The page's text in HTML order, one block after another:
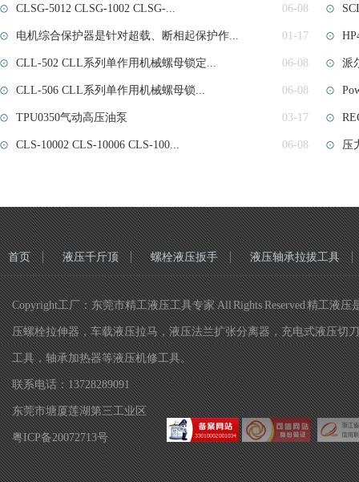
CLSG-5012 CLSG-1002 CLSG-... 06-08
电机综合保护器是针对超载、断相起保护作... 01-17
CLL-502 CLL系列单作用机械螺母锁定... 06-08
CLL-506 CLL系列单作用机械螺母锁... 06-08
TPU0350气动高压油泵 03-17
CLS-10002 CLS-10006 CLS-100... 06-08
派
压
首页 液压千斤顶 螺栓液压扳手 液压轴承拉拔工具
Copyright工厂：东莞市精工液压工具专家 All Rights Reserved 精工
压螺栓拉伸器，车载液压拉马，液压法兰扩张分离器，充电式液压切
工具，轴承加热器等液压机修工具。
联系电话：13728289091
东莞市塘厦莲湖第三工业区
粤ICP备20072713号